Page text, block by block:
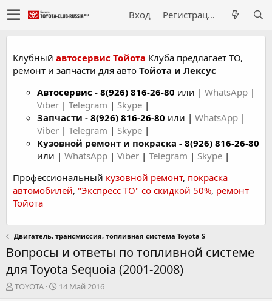
Вход Регистрация
Клубный автосервис Тойота Клуба предлагает ТО,
ремонт и запчасти для авто Тойота и Лексус
Автосервис - 8(926) 816-26-80 или | WhatsApp |
Viber | Telegram | Skype |
Запчасти - 8(926) 816-26-80 или | WhatsApp |
Viber | Telegram | Skype |
Кузовной ремонт и покраска - 8(926) 816-26-80
или | WhatsApp | Viber | Telegram | Skype |
Профессиональный кузовной ремонт, покраска
автомобилей, "Экспресс ТО" со скидкой 50%, ремонт
Тойота
Двигатель, трансмиссия, топливная система Toyota S
Вопросы и ответы по топливной системе
для Toyota Sequoia (2001-2008)
А
TOYOTA
Д
14 Май 2016